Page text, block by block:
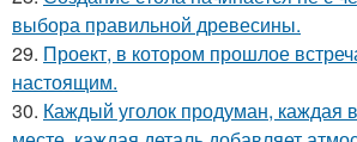
выбора правильной древесины.
29. Проект, в котором прошлое
настоящим.
30. Каждый уголок продуман, каждая